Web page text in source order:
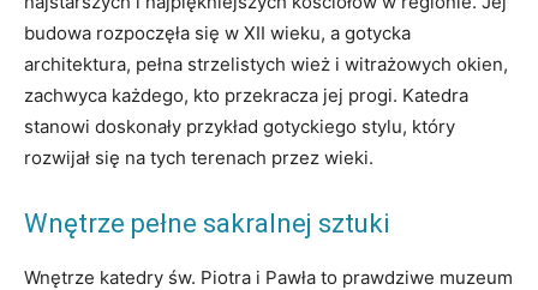
budowa rozpoczęła się w XII wieku, a gotycka
architektura, pełna strzelistych wież i witrażowych okien,
zachwyca każdego, kto przekracza jej progi. Katedra
stanowi doskonały przykład gotyckiego stylu, który
rozwijał się na tych terenach przez wieki.
Wnętrze pełne sakralnej sztuki
Wnętrze katedry św. Piotra i Pawła to prawdziwe muzeum